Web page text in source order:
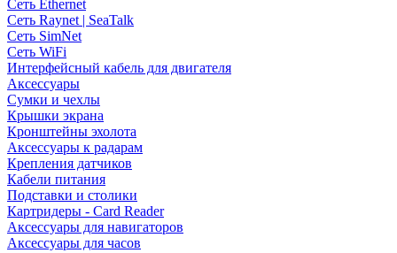
Сеть Ethernet
Сеть Raynet | SeaTalk
Сеть SimNet
Сеть WiFi
Интерфейсный кабель для двигателя
Аксессуары
Сумки и чехлы
Крышки экрана
Кронштейны эхолота
Аксессуары к радарам
Крепления датчиков
Кабели питания
Подставки и столики
Картридеры - Card Reader
Аксессуары для навигаторов
Аксессуары для часов